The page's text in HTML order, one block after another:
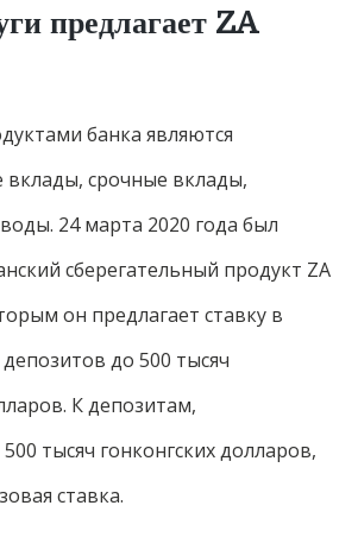
предлагает ZA
банка являются
вклады, срочные вклады,
24 марта 2020 года был
сберегательный продукт ZA
он предлагает ставку в
до 500 тысяч
К депозитам,
тысяч гонконгских долларов,
ставка.